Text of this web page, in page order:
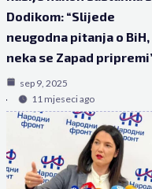
Dodikom: “Slijede
neugodna pitanja o BiH,
neka se Zapad
sep 9, 2025
11 mjeseci ago